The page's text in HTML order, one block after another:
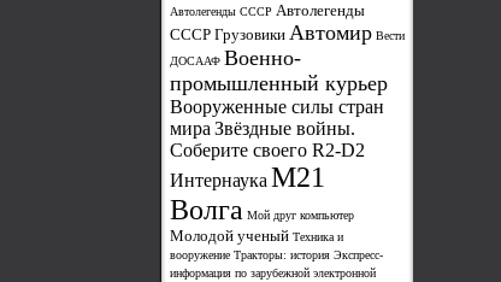
Автолегенды СССР Автолегенды
СССР Грузовики Автомир Вести
ДОСААФ Военно-
промышленный курьер
Вооруженные силы стран
мира Звёздные войны.
Соберите своего R2-D2
Интернаука М21
Волга Мой друг компьютер
Молодой ученый Техника и
вооружение Тракторы: история Экспресс-
информация по зарубежной электронной